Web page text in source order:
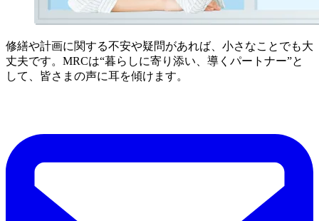
修繕や計画に関する不安や疑問があれば、小さなことでも大
丈夫です。MRCは“暮らしに寄り添い、導くパートナー”と
して、皆さまの声に耳を傾けます。